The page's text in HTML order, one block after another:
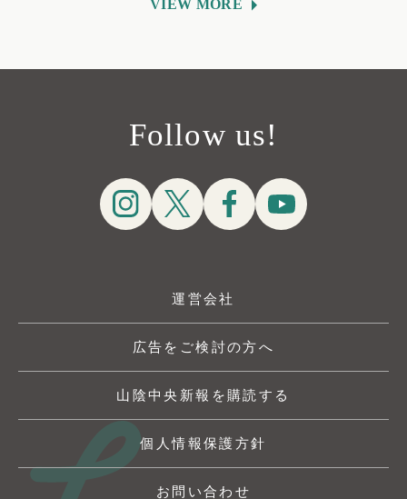
VIEW MORE
Follow us!
運営会社
広告をご検討の方へ
山陰中央新報を購読する
個人情報保護方針
お問い合わせ